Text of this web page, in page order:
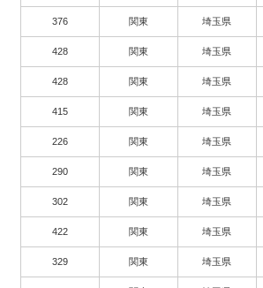
376 関東 埼玉県
428 関東 埼玉県
428 関東 埼玉県
415 関東 埼玉県
226 関東 埼玉県
290 関東 埼玉県
302 関東 埼玉県
422 関東 埼玉県
329 関東 埼玉県